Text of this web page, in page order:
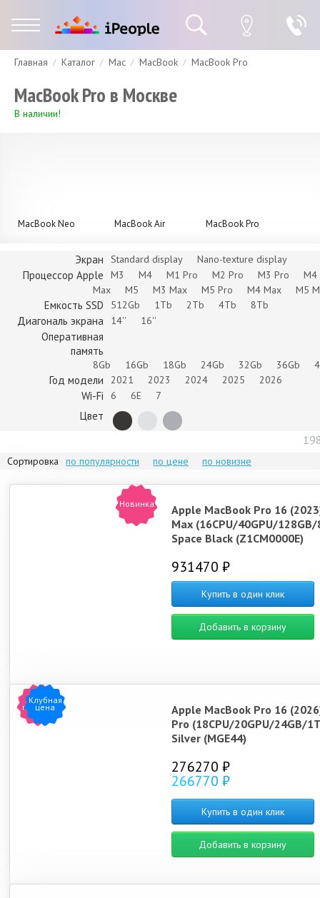
Гарантия Доставка и оплата Спецпредложения
Главная Каталог Mac MacBook MacBook Pro
MacBook Pro в Москве
В наличии!
MacBook Neo MacBook Air MacBook Pro
Экран Standard display Nano-texture display
Процессор Apple M3 M4 M1 Pro M2 Pro M3 Pro
M4
Max
M5 M3 Max M5 Pro M4 Max M5
Емкость SSD 512Gb 1Tb 2Tb 4Tb 8Tb
Диагональ экрана 14'' 16''
Оперативная
память
8Gb 16Gb 18Gb 24Gb 32Gb 36Gb
Год модели 2021 2023 2024 2025 2026
Wi-Fi 6 6E 7
Цвет
Сортировка по популярности по цене по новизне
Новинка
Apple MacBook Pro 16
Max (16CPU/40GPU/
Space Black (Z1CM0000E)
931470 ₽
Купить в один клик
Добавить в корзину
Хит
продаж
Клубная
цена
Apple MacBook Pro 16
Pro (18CPU/20GPU/24GB/
Silver (MGE44)
276270 ₽
266770 ₽
Купить в один клик
Добавить в корзину